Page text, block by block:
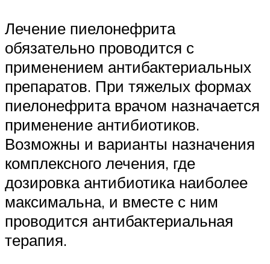
Лечение пиелонефрита
обязательно проводится с
применением антибактериальных
препаратов. При тяжелых формах
пиелонефрита врачом назначается
применение антибиотиков.
Возможны и варианты назначения
комплексного лечения, где
дозировка антибиотика наиболее
максимальна, и вместе с ним
проводится антибактериальная
терапия.